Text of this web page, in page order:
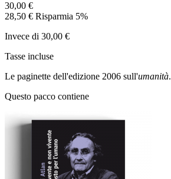
30,00 €
28,50 € Risparmia 5%
Invece di 30,00 €
Tasse incluse
Le paginette dell'edizione 2006 sull'umanità.
Questo pacco contiene